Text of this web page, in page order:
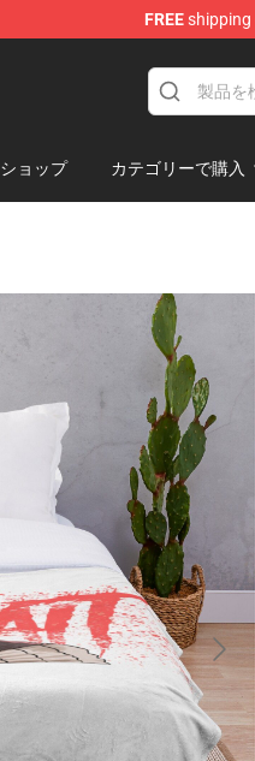
FREEshipping
ショップ カテゴリーで購入